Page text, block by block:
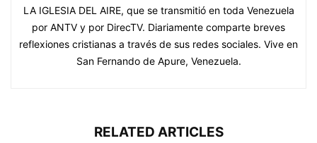
LA IGLESIA DEL AIRE, que se transmitió en toda Venezuela
por ANTV y por DirecTV. Diariamente comparte breves
reflexiones cristianas a través de sus redes sociales. Vive en
San Fernando de Apure, Venezuela.
RELATED ARTICLES